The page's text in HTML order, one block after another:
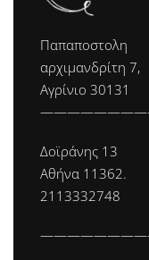
Παπαποστολη
αρχιμανδρίτη 7,
Αγρίνιο 30131
Δοϊράνης 13
Αθήνα 11362.
2113332748